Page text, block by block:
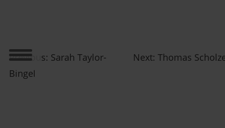
Previous: Sarah Taylor-
Bingel
Next: Thomas